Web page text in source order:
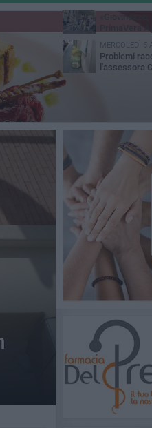
LUNEDÌ 3
PrimaVera
4 anni di Sollecito
MERCOLEDÌ 5
Problemi
l'assessora
polemiche